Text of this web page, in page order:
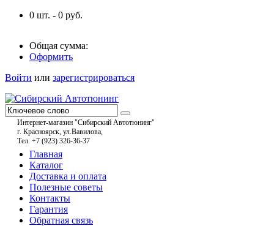
0 шт. - 0 руб.
Общая сумма:
Оформить
Войти или зарегистрироваться
Интернет-магазин "Сибирский Автотюнинг"
г. Красноярск, ул.Вавилова,
Тел. +7 (923) 326-36-37
Главная
Каталог
Доставка и оплата
Полезные советы
Контакты
Гарантия
Обратная связь